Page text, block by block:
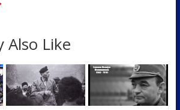
Also Like